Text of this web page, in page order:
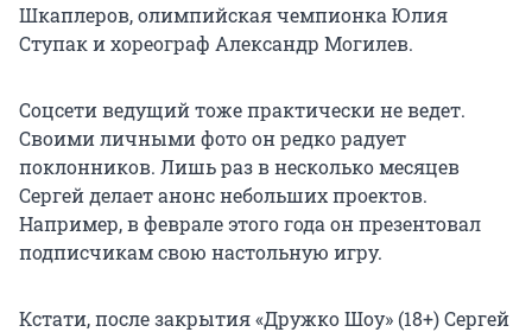
Шкаплеров, олимпийская чемпионка Юлия
Ступак и хореограф Александр Могилев.
Соцсети ведущий тоже практически не ведет.
Своими личными фото он редко радует
поклонников. Лишь раз в несколько месяцев
Сергей делает анонс небольших проектов.
Например, в феврале этого года он презентовал
подписчикам свою настольную игру.
Кстати, после закрытия «Дружко Шоу» (18+) Сергей